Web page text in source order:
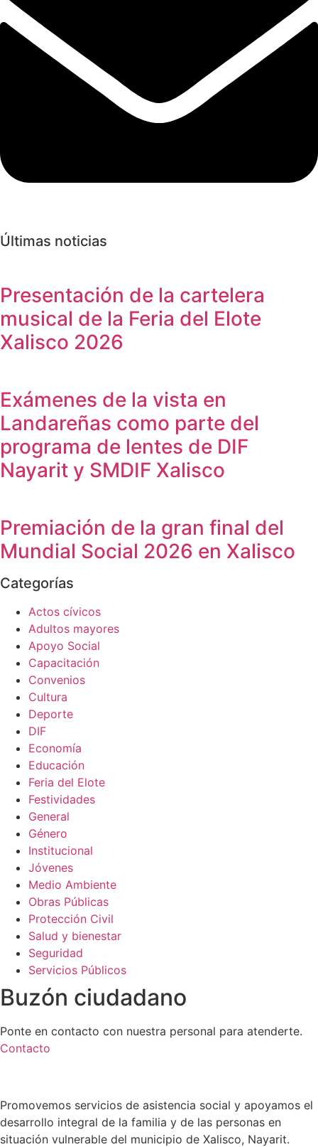
Últimas noticias
Presentación de la cartelera
musical de la Feria del Elote
Xalisco 2026
Exámenes de la vista en
Landareñas como parte del
programa de lentes de DIF
Nayarit y SMDIF Xalisco
Premiación de la gran final del
Mundial Social 2026 en Xalisco
Categorías
Actos cívicos
Adultos mayores
Apoyo Social
Capacitación
Convenios
Cultura
Deporte
DIF
Economía
Educación
Feria del Elote
Festividades
General
Género
Institucional
Jóvenes
Medio Ambiente
Obras Públicas
Protección Civil
Salud y bienestar
Seguridad
Servicios Públicos
Buzón ciudadano
Ponte en contacto con nuestra personal para atenderte.
Contacto
Promovemos servicios de asistencia social y apoyamos el
desarrollo integral de la familia y de las personas en
situación vulnerable del municipio de Xalisco, Nayarit.